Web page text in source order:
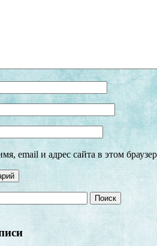
email и адрес сайта в этом